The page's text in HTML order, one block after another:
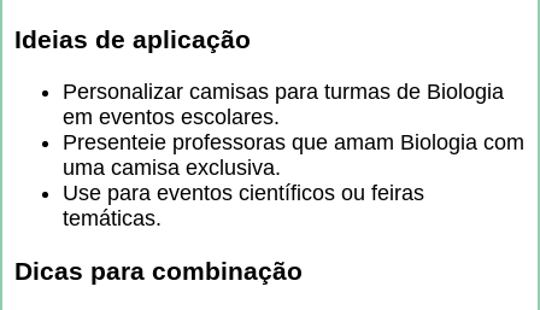
Ideias de aplicação
Personalizar camisas para turmas de Biologia
em eventos escolares.
Presenteie professoras que amam Biologia com
uma camisa exclusiva.
Use para eventos científicos ou feiras
temáticas.
Dicas para combinação